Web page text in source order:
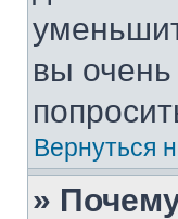
вы
Вернуться
»